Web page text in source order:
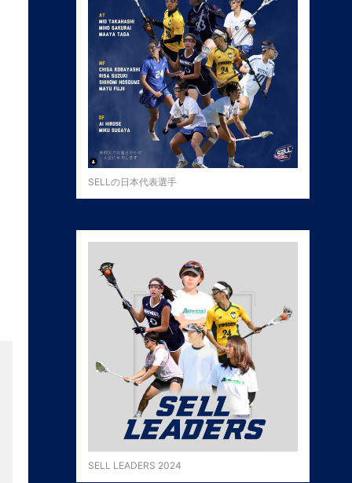
SELLの日本代表選手
SELL LEADERS 2024